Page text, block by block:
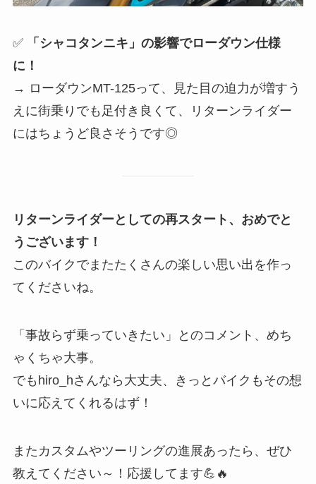
✅
「シャコタンニキ」の影響でローダウン仕様
に！
→ ローダウンMT-125って、見た目の迫力が増すう
えに街乗りでも足付き良くて、リターンライダー
にはちょうど良さそうです◎
リターンライダーとしての再スタート、おめでと
うございます！
このバイクでまたたくさんの楽しい思い出を作っ
てくださいね。
「事故らず乗っていきたい」とのコメント、めち
ゃくちゃ大事。
でもhiro_hさんなら大丈夫、きっとバイクもその想
いに応えてくれるはず！
またカスタムやツーリングの進展あったら、ぜひ
教えてください～！応援してます💪🔥